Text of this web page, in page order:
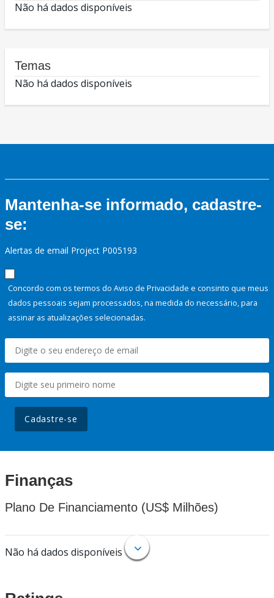
Não há dados disponíveis
Temas
Não há dados disponíveis
Mantenha-se informado, cadastre-
se:
Alertas de email Project P005193
Concordo com os termos do Aviso de Privacidade e consinto que meus
dados pessoais sejam processados, na medida do necessário, para
assinar as atualizações selecionadas.
Cadastre-se
Finanças
Plano De Financiamento (US$ Milhões)
Não há dados disponíveis